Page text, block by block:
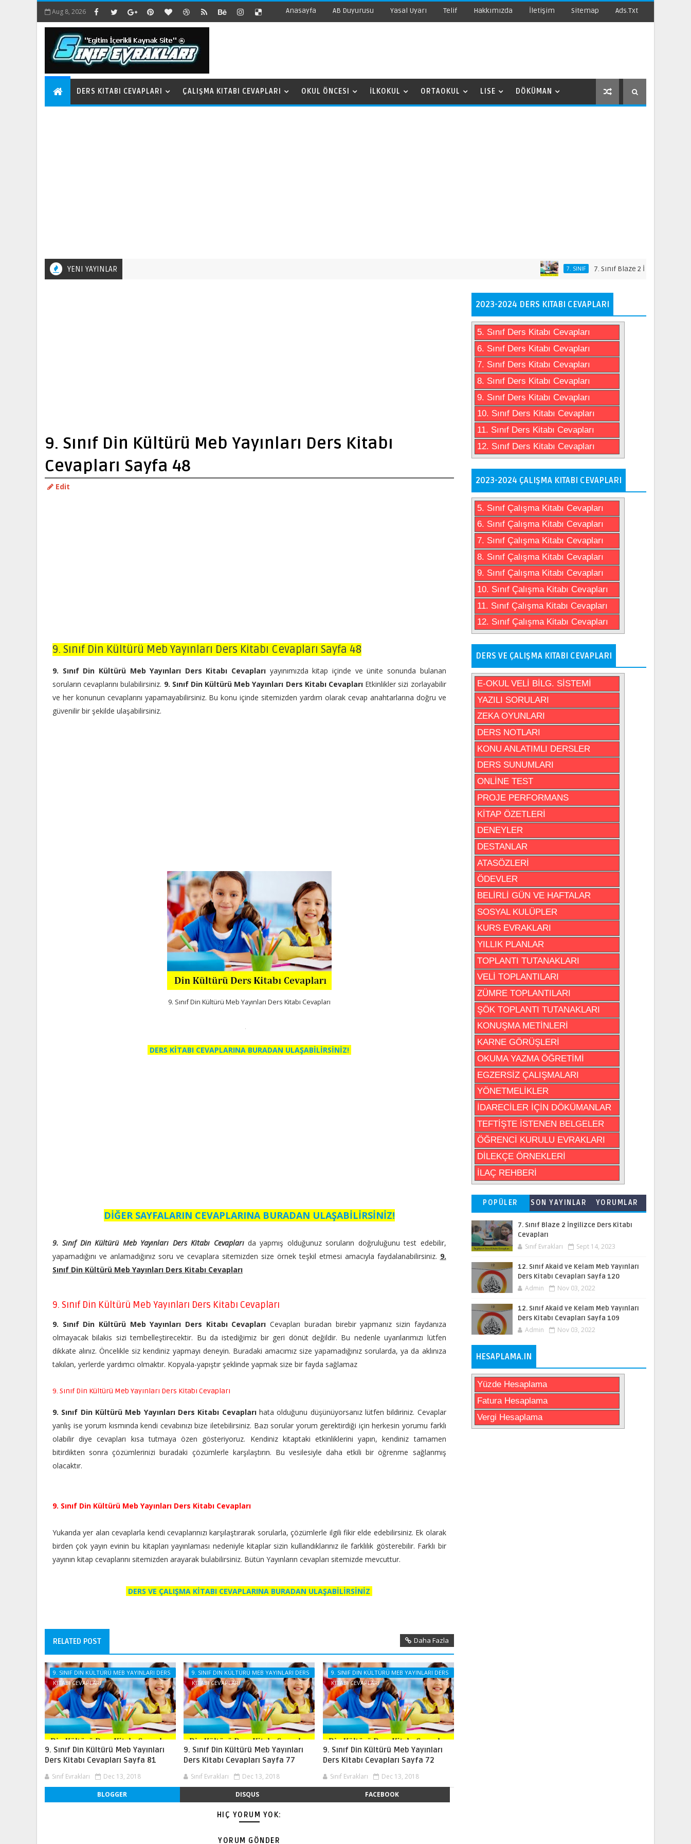
Aug 8, 2026 Anasayfa AB Duyurusu Yasal Uyarı Telif Hakkımızda İletişim Sitemap Ads.txt
DERS KITABI CEVAPLARI ÇALIŞMA KITABI CEVAPLARI OKUL ÖNCESI İLKOKUL ORTAOKUL LISE DÖKÜMAN
YENI YAYINLAR 7. SINIF 7. Sınıf Blaze 2 İngilizce Ders Kitabı
9. Sınıf Din Kültürü Meb Yayınları Ders Kitabı
Cevapları Sayfa 48
Edit
9. Sınıf Din Kültürü Meb Yayınları Ders Kitabı Cevapları Sayfa 48
9. Sınıf Din Kültürü Meb Yayınları Ders Kitabı Cevapları yayınımızda kitap içinde ve ünite sonunda bulanan
soruların cevaplarını bulabilirsiniz. 9. Sınıf Din Kültürü Meb Yayınları Ders Kitabı Cevapları Etkinlikler sizi zorlayabilir
ve her konunun cevaplarını yapamayabilirsiniz. Bu konu içinde sitemizden yardım olarak cevap anahtarlarına doğru ve
güvenilir bir şekilde ulaşabilirsiniz.
9. Sınıf Din Kültürü Meb Yayınları Ders Kitabı Cevapları
DERS KİTABI CEVAPLARINA BURADAN ULAŞABİLİRSİNİZ!
DİĞER SAYFALARIN CEVAPLARINA BURADAN ULAŞABİLİRSİNİZ!
9. Sınıf Din Kültürü Meb Yayınları Ders Kitabı Cevapları da yapmış olduğunuz soruların doğruluğunu test edebilir,
yapamadığını ve anlamadığınız soru ve cevaplara sitemizden size örnek teşkil etmesi amacıyla faydalanabilirsiniz. 9.
Sınıf Din Kültürü Meb Yayınları Ders Kitabı Cevapları
9. Sınıf Din Kültürü Meb Yayınları Ders Kitabı Cevapları
9. Sınıf Din Kültürü Meb Yayınları Ders Kitabı CevaplarıCevapları buradan birebir yapmanız sizin faydanıza
olmayacak bilakis sizi tembelleştirecektir. Bu da istediğimiz bir geri dönüt değildir. Bu nedenle uyarılarımızı lütfen
dikkate alınız. Öncelikle siz kendiniz yapmayı deneyin. Buradaki amacımız size yapamadığınız sorularda, ya da aklınıza
takılan, yerlerde yardımcı olmaktır. Kopyala-yapıştır şeklinde yapmak size bir fayda sağlamaz
9. Sınıf Din Kültürü Meb Yayınları Ders Kitabı Cevapları
9. Sınıf Din Kültürü Meb Yayınları Ders Kitabı Cevaplarıhata olduğunu düşünüyorsanız lütfen bildiriniz. Cevaplar
yanlış ise yorum kısmında kendi cevabınızı bize iletebilirsiniz. Bazı sorular yorum gerektirdiği için herkesin yorumu farklı
olabilir diye cevapları kısa tutmaya özen gösteriyoruz. Kendiniz kitaptaki etkinliklerini yapın, kendiniz tamamen
bitirdikten sonra çözümlerinizi buradaki çözümlerle karşılaştırın. Bu vesilesiyle daha etkili bir öğrenme sağlanmış
olacaktır.
9. Sınıf Din Kültürü Meb Yayınları Ders Kitabı Cevapları
Yukarıda yer alan cevaplarla kendi cevaplarınızı karşılaştırarak sorularla, çözümlerle ilgili fikir elde edebilirsiniz. Ek olarak
birden çok yayın evinin bu kitapları yayınlaması nedeniyle kitaplar sizin kullandıklarınız ile farklılık gösterebilir. Farklı bir
yayının kitap cevaplarını sitemizden arayarak bulabilirsiniz. Bütün Yayınların cevapları sitemizde mevcuttur.
DERS VE ÇALIŞMA KİTABI CEVAPLARINA BURADAN ULAŞABİLİRSİNİZ
RELATED POST Daha Fazla
9. SINIF DIN KÜLTÜRÜ MEB YAYINLARI DERS
KITABI CEVAPLARI
9. Sınıf Din Kültürü Meb Yayınları
Ders Kitabı Cevapları Sayfa 81
Sınıf Evrakları Dec 13, 2018
9. SINIF DIN KÜLTÜRÜ MEB YAYINLARI DERS
KITABI CEVAPLARI
9. Sınıf Din Kültürü Meb Yayınları
Ders Kitabı Cevapları Sayfa 77
Sınıf Evrakları Dec 13, 2018
9. SINIF DIN KÜLTÜRÜ MEB YAYINLARI DERS
KITABI CEVAPLARI
9. Sınıf Din Kültürü Meb Yayınları
Ders Kitabı Cevapları Sayfa 72
Sınıf Evrakları Dec 13, 2018
BLOGGER DISQUS FACEBOOK
HIÇ YORUM YOK:
YORUM GÖNDER
2023-2024 DERS KITABI CEVAPLARI
5. Sınıf Ders Kitabı Cevapları
6. Sınıf Ders Kitabı Cevapları
7. Sınıf Ders Kitabı Cevapları
8. Sınıf Ders Kitabı Cevapları
9. Sınıf Ders Kitabı Cevapları
10. Sınıf Ders Kitabı Cevapları
11. Sınıf Ders Kitabı Cevapları
12. Sınıf Ders Kitabı Cevapları
2023-2024 ÇALIŞMA KITABI CEVAPLARI
5. Sınıf Çalışma Kitabı Cevapları
6. Sınıf Çalışma Kitabı Cevapları
7. Sınıf Çalışma Kitabı Cevapları
8. Sınıf Çalışma Kitabı Cevapları
9. Sınıf Çalışma Kitabı Cevapları
10. Sınıf Çalışma Kitabı Cevapları
11. Sınıf Çalışma Kitabı Cevapları
12. Sınıf Çalışma Kitabı Cevapları
DERS VE ÇALIŞMA KITABI CEVAPLARI
E-OKUL VELİ BİLG. SİSTEMİ
YAZILI SORULARI
ZEKA OYUNLARI
DERS NOTLARI
KONU ANLATIMLI DERSLER
DERS SUNUMLARI
ONLİNE TEST
PROJE PERFORMANS
KİTAP ÖZETLERİ
DENEYLER
DESTANLAR
ATASÖZLERİ
ÖDEVLER
BELİRLİ GÜN VE HAFTALAR
SOSYAL KULÜPLER
KURS EVRAKLARI
YILLIK PLANLAR
TOPLANTI TUTANAKLARI
VELİ TOPLANTILARI
ZÜMRE TOPLANTILARI
ŞÖK TOPLANTI TUTANAKLARI
KONUŞMA METİNLERİ
KARNE GÖRÜŞLERİ
OKUMA YAZMA ÖĞRETİMİ
EGZERSİZ ÇALIŞMALARI
YÖNETMELİKLER
İDARECİLER İÇİN DÖKÜMANLAR
TEFTİŞTE İSTENEN BELGELER
ÖĞRENCİ KURULU EVRAKLARI
DİLEKÇE ÖRNEKLERİ
İLAÇ REHBERİ
POPÜLER SON YAYINLAR YORUMLAR
7. Sınıf Blaze 2 İngilizce Ders Kitabı
Cevapları
Sınıf Evrakları Sept 14, 2023
12. Sınıf Akaid ve Kelam Meb Yayınları
Ders Kitabı Cevapları Sayfa 120
Admin Nov 03, 2022
12. Sınıf Akaid ve Kelam Meb Yayınları
Ders Kitabı Cevapları Sayfa 109
Admin Nov 03, 2022
HESAPLAMA.IN
Yüzde Hesaplama
Fatura Hesaplama
Vergi Hesaplama